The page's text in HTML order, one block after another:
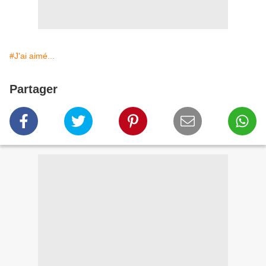
#J'ai aimé...
Partager